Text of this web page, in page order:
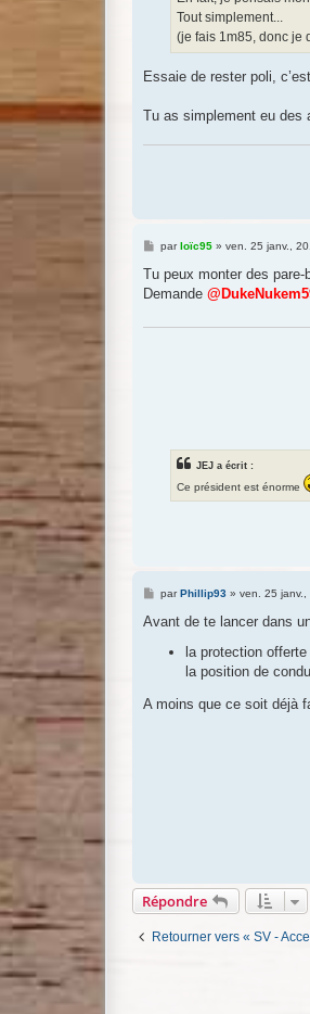
Tout simplement...
(je fais 1m85, donc je
Essaie de rester poli,
Tu as simplement eu des
M
s
a
parloïc95» ven. 25 janv.,
Tu peux monter des
Demande
JEJ a écrit :
Ce président est énorme
M
s
parPhillip93» ven. 25
Avant de te lancer dans
la protection
la position de
A moins que ce soit déjà
Répondre
Retourner vers « SV -